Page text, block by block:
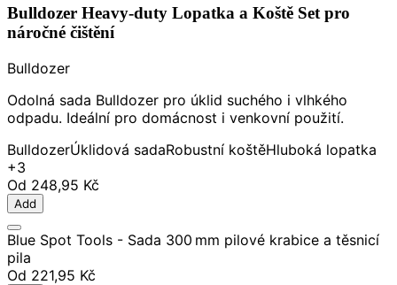
Bulldozer Heavy-duty Lopatka a Koště Set pro
náročné čištění
Bulldozer
Odolná sada Bulldozer pro úklid suchého i vlhkého
odpadu. Ideální pro domácnost i venkovní použití.
BulldozerÚklidová sadaRobustní koštěHluboká lopatka
+3
Od 248,95 Kč
Add
Blue Spot Tools - Sada 300 mm pilové krabice a těsnicí
pila
Od 221,95 Kč